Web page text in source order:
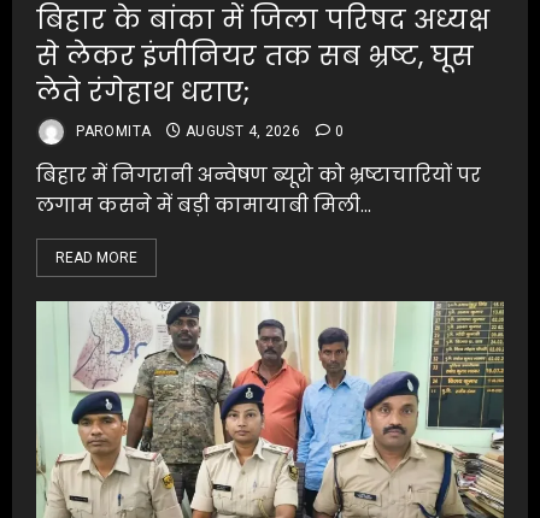
बिहार के बांका में जिला परिषद अध्यक्ष
से लेकर इंजीनियर तक सब भ्रष्ट, घूस
लेते रंगेहाथ धराए;
PAROMITA AUGUST 4, 2026 0
बिहार में निगरानी अन्वेषण ब्यूरो को भ्रष्टाचारियों पर
लगाम कसने में बड़ी कामायाबी मिली...
READ MORE